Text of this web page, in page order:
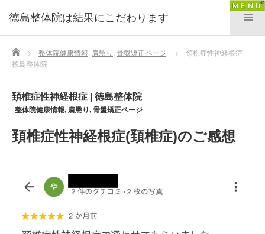
徳島整体院は結果にこだわります
Home 整体院健康情報, 肩懲り , 骨盤矯正ページ
頚椎症性神経根症 |
徳島整体院
頚椎症性神経根症 | 徳島整体院
整体院健康情報, 肩懲り, 骨盤矯正ページ
頚椎症性神経根症(頚椎症)のご感想